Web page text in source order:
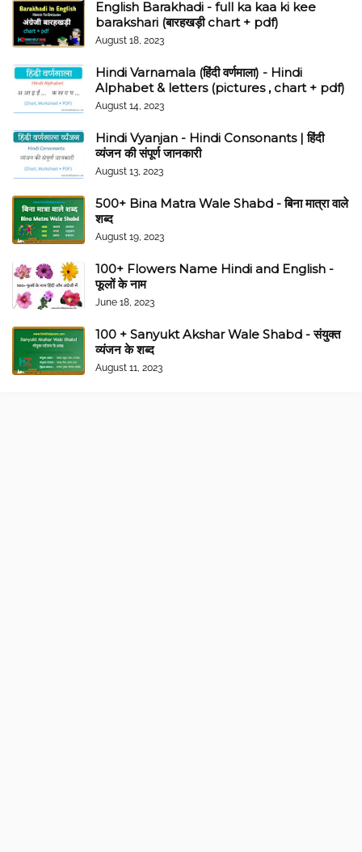
English Barakhadi - full ka kaa ki kee
barakshari (बारहखड़ी chart + pdf)
August 18, 2023
Hindi Varnamala (हिंदी वर्णमाला) - Hindi
Alphabet & letters (pictures , chart + pdf)
August 14, 2023
Hindi Vyanjan - Hindi Consonants | हिंदी
व्यंजन की संपूर्ण जानकारी
August 13, 2023
500+ Bina Matra Wale Shabd - बिना मात्रा वाले
शब्द
August 19, 2023
100+ Flowers Name Hindi and English -
फूलों के नाम
June 18, 2023
100 + Sanyukt Akshar Wale Shabd - संयुक्त
व्यंजन के शब्द
August 11, 2023